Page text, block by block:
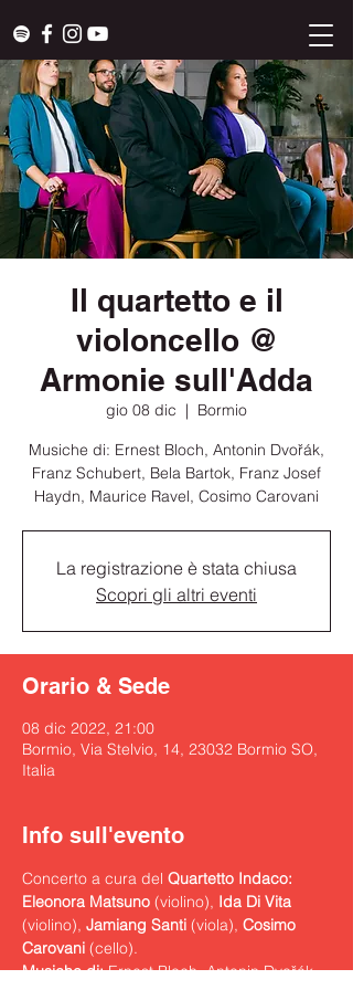
Il quartetto e il
violoncello @
Armonie sull'Adda
gio 08 dic
  |
Bormio
Musiche di: Ernest Bloch, Antonin Dvořák,
Franz Schubert, Bela Bartok, Franz Josef
Haydn, Maurice Ravel, Cosimo Carovani
La registrazione è stata chiusa
Scopri gli altri eventi
Orario & Sede
08 dic 2022, 21:00
Bormio, Via Stelvio, 14, 23032 Bormio SO,
Italia
Info sull'evento
Concerto a cura del Quartetto Indaco:
Eleonora Matsuno (violino), Ida Di Vita
(violino), Jamiang Santi (viola), Cosimo
Carovani
Musiche di: Ernest Bloch, Antonin Dvořák,